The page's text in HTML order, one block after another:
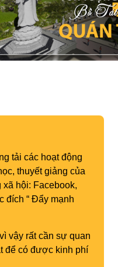
tải các hoạt động
thuyết giảng của
hội: Facebook,
đích “ Đẩy mạnh
vậy rất cần sự quan
để có được kinh phí